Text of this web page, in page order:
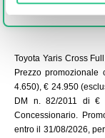
attivamente
(impronte
e imposta le tue
modificare o
dalla
Questo sito usa
Toyota Yaris Cross
Prezzo
4.650), € 24.950
DM n. 82/2011 di €
Concessionario.
entro il 31/08/2026,